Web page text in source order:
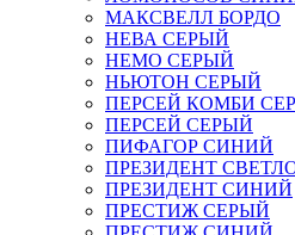
МАКСВЕЛЛ БОРДО
НЕВА СЕРЫЙ
НЕМО СЕРЫЙ
НЬЮТОН СЕРЫЙ
ПЕРСЕЙ КОМБИ
ПЕРСЕЙ СЕРЫЙ
ПИФАГОР СИНИЙ
ПРЕЗИДЕНТ
ПРЕЗИДЕНТ СИНИЙ
ПРЕСТИЖ СЕРЫЙ